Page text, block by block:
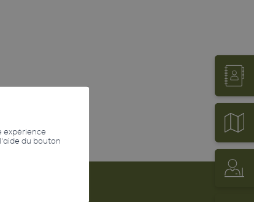
expérience
du bouton